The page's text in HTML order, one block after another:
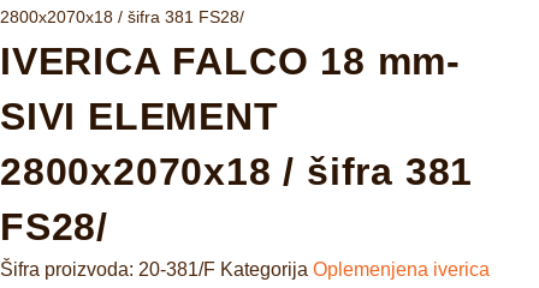
2800x2070x18 / šifra 381 FS28/
IVERICA FALCO 18 mm-
SIVI ELEMENT
2800x2070x18 / šifra 381
FS28/
Šifra proizvoda: 20-381/F Kategorija Oplemenjena iverica